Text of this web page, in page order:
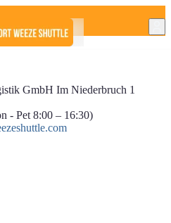
GmbH Im Niederbruch 1
- Pet 8:00 – 16:30)